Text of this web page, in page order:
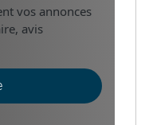
vos annonces
avis